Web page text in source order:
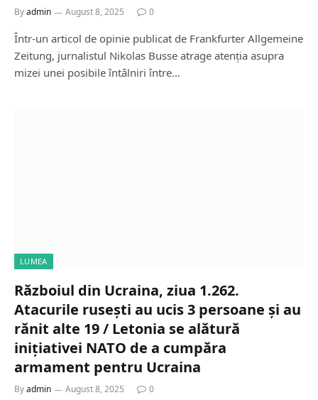
Byadmin August 8, 2025 0
Într-un articol de opinie publicat de Frankfurter Allgemeine
Zeitung, jurnalistul Nikolas Busse atrage atenția asupra
mizei unei posibile întâlniri între…
LUMEA
Războiul din Ucraina, ziua 1.262.
Atacurile rusești au ucis 3 persoane și au
rănit alte 19 / Letonia se alătură
inițiativei NATO de a cumpăra
armament pentru Ucraina
Byadmin August 8, 2025 0